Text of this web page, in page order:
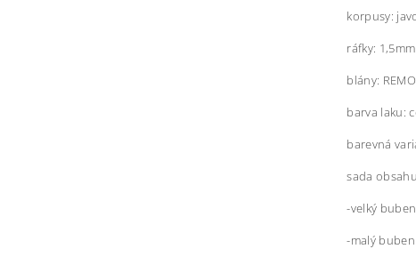
korpusy:
ráfky:
blány:
barva laku:
barevná
sada
-velký
-malý